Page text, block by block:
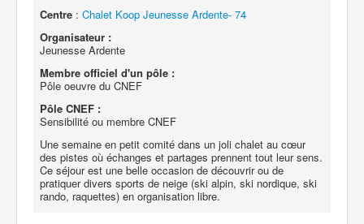
Centre : Chalet Koop Jeunesse Ardente- 74
Organisateur :
Jeunesse Ardente
Membre officiel d'un pôle :
Pôle oeuvre du CNEF
Pôle CNEF :
Sensibilité ou membre CNEF
Une semaine en petit comité dans un joli chalet au cœur
des pistes où échanges et partages prennent tout leur sens.
Ce séjour est une belle occasion de découvrir ou de
pratiquer divers sports de neige (ski alpin, ski nordique, ski
rando, raquettes) en organisation libre.